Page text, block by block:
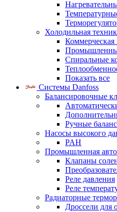
Холодильная
Коммерческая
Спиральные
Показать все
Системы Danfoss
Балансировочные
Ручные
Насосы высокого
PAH
Промышленная
Клапаны
Реле давления
Реле
Радиаторные
Дроссели для